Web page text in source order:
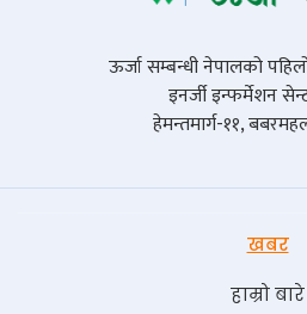
ऊर्जा सम्बन्धी नेपालको
इनर्जी इन्फर्मेशन
हेमन्तमार्ग-११,
खबर
हाम्रो बारे